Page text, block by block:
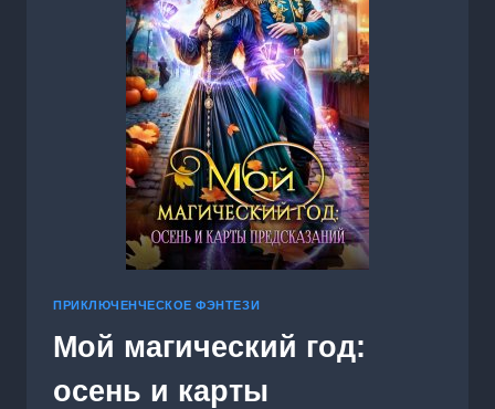
ПРИКЛЮЧЕНЧЕСКОЕ ФЭНТЕЗИ
Мой магический год:
осень и карты